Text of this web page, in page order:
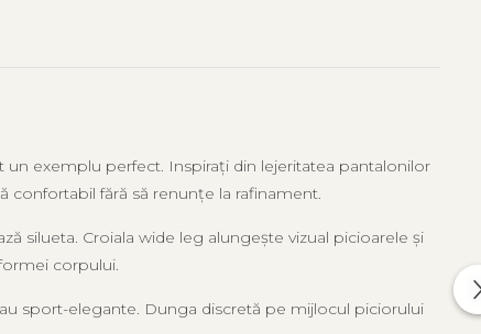
un exemplu perfect. Inspirați din lejeritatea pantalonilor
confortabil fără să renunțe la rafinament.
silueta. Croiala wide leg alungește vizual picioarele și
corpului.
sport-elegante. Dunga discretă pe mijlocul piciorului